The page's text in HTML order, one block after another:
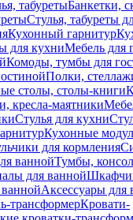
табуретыБанкетки,
Стулья, табуреты
Кухонный гарнитур
для кухниМебель для
Комоды, тумбы для
Полки,
столы, столы-книги
кресла-маятники
Стулья для кухни
Кухонные
для кормления
ваннойТумбы,
для ванной
ваннойАксессуары для
трансформерКровати-